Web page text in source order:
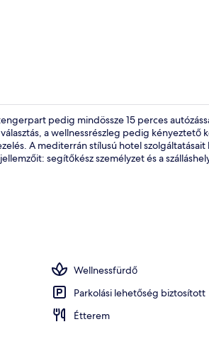
pedig mindössze 15 perces
a wellnessrészleg pedig kényeztető
A mediterrán stílusú hotel
segítőkész személyzet és a
Wellnessfürdő
Parkolási lehetőség biztosított
Étterem